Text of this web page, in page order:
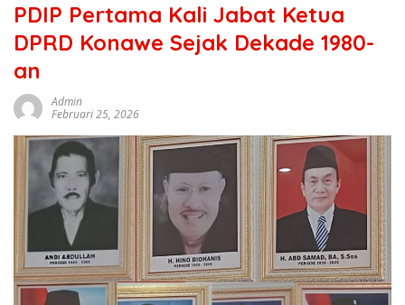
PDIP Pertama Kali Jabat Ketua
DPRD Konawe Sejak Dekade 1980-
an
Admin
Februari 25, 2026